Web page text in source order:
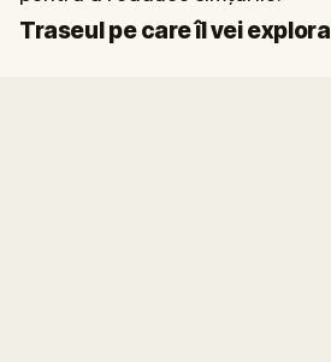
Traseul pe care îl vei explora
Start
Sosire